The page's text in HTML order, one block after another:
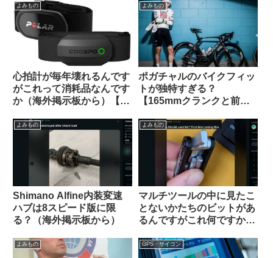
ですか（海外掲示板から）
よみもの
心拍計が毎年壊れるんです
がこれって消耗品なんです
か（海外掲示板から）【丈
よみもの
ポガチャルのバイクフィッ
トが独特すぎる？
【165mmクランクと前傾
よみもの
Shimano Alfine内装変速
ハブは8スピード版に限
る？（海外掲示板から）
よみもの
マルチツールの中に見たこ
とないかたちのビットがあ
るんですがこれ何ですか？
と詰むやつ】
よみもの GPS・サイコン